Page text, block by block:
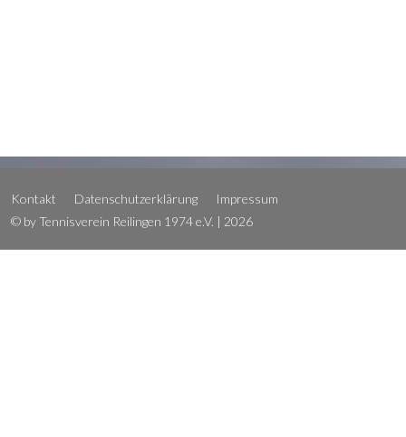
Kontakt Datenschutzerklärung
Impressum
© by Tennisverein Reilingen 1974 e.V. | 2026